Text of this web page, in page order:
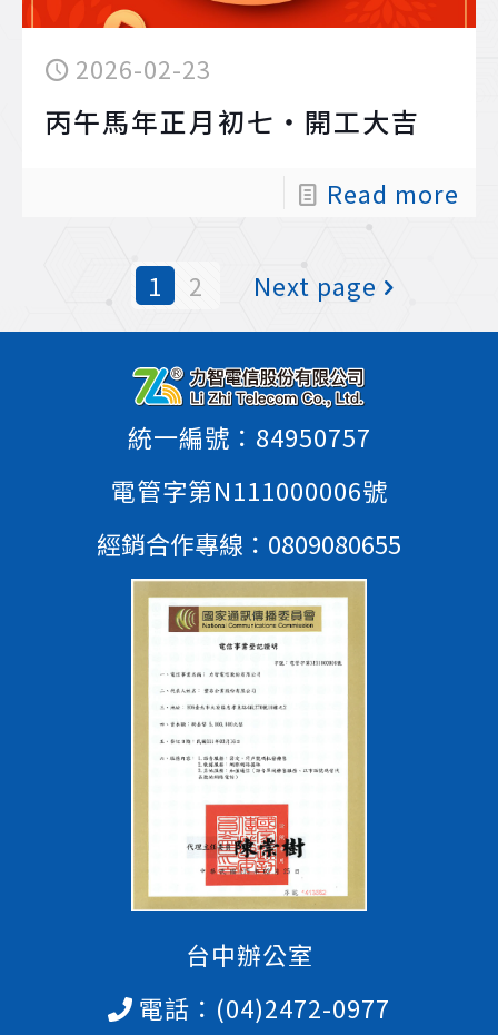
2026-02-23
丙午馬年正月初七‧開工大吉
Read more
1 2 Next page
統一編號：84950757
電管字第N111000006號
經銷合作專線： 0809080655
台中辦公室
電話： (04)2472-0977